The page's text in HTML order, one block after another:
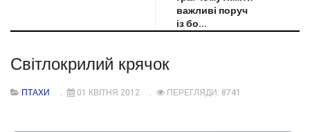
важливі поруч
із бо...
Світлокрилий крячок
ПТАХИ 01 КВІТНЯ 2012 ПЕРЕГЛЯДИ: 8741